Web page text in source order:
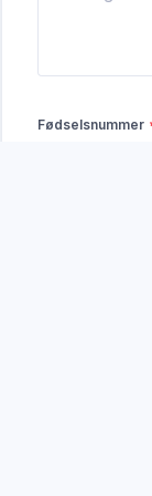
Fødselsnummer